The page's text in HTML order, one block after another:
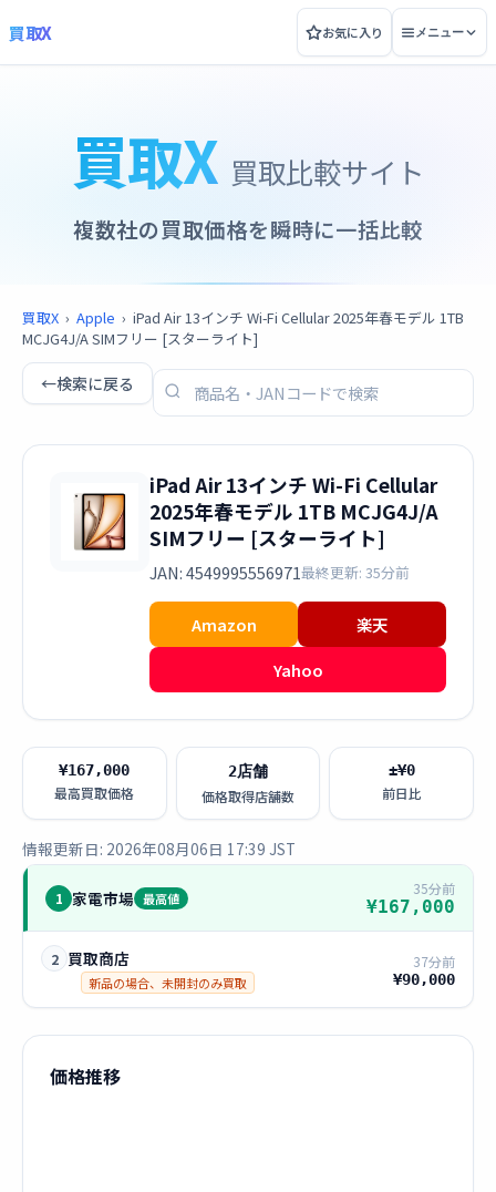
買取X お気に入り メニュー
買取X 買取比較サイト
複数社の買取価格を瞬時に一括比較
買取X › Apple › iPad Air 13インチ Wi-Fi Cellular 2025年春モデル 1TB
MCJG4J/A SIMフリー [スターライト]
←検索に戻る
iPad Air 13インチ Wi-Fi Cellular
2025年春モデル 1TB MCJG4J/A
SIMフリー [スターライト]
JAN: 4549995556971最終更新: 35分前
Amazon
楽天
Yahoo
¥167,000
最高買取価格
2店舗
価格取得店舗数
±¥0
前日比
情報更新日: 2026年08月06日 17:39 JST
1 家電市場 最高値
35分前
¥167,000
2 買取商店
新品の場合、未開封のみ買取
37分前
¥90,000
価格推移